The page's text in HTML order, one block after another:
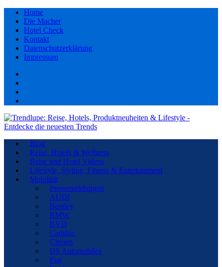
Home
Die Macher
Hotel Check
Kontakt
Datenschutzerklärung
Impressum
Blog
Reise, Hotels & Wellness
Reise und Hotel Videos
Lifestyle, Styling, Fitness & Entertainment
Mobilität
Pressemeldungen
AUDI
Bentley
BMW
BYD
Cadillac
Citroen
DS Automobiles
Fiat